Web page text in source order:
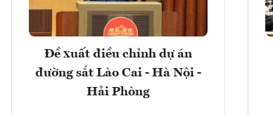
Đề xuất điều chỉnh dự án
đường sắt Lào Cai - Hà Nội -
Hải Phòng